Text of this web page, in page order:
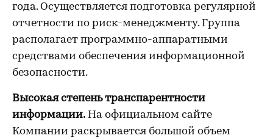
года. Осуществляется подготовка регулярной
отчетности по риск-менеджменту. Группа
располагает программно-аппаратными
средствами обеспечения информационной
безопасности.
Высокая степень транспарентности
информации. На официальном сайте
Компании раскрывается большой объем